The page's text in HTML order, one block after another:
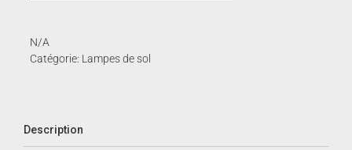
N/A
Catégorie: Lampes de sol
Description